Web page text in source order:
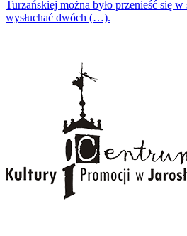
Turzańskiej można było przenieść się
wysłuchać dwóch (…).